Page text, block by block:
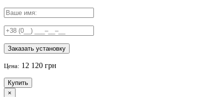
Заказать установку
Цена: 12 120 грн
Купить
×